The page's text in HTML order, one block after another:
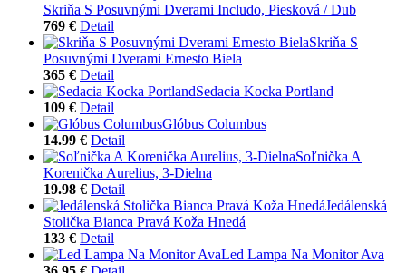
Skriňa S Posuvnými Dverami Includo, Piesková / Dub
769 € Detail
Skriňa S
Posuvnými Dverami Ernesto Biela
365 € Detail
Sedacia Kocka Portland
109 € Detail
Glóbus Columbus
14.99 € Detail
Soľnička A
Korenička Aurelius, 3-Dielna
19.98 € Detail
Jedálenská
Stolička Bianca Pravá Koža Hnedá
133 € Detail
Led Lampa Na Monitor Ava